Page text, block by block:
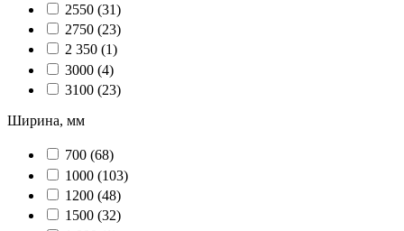
2550 (31)
2750 (23)
2 350 (1)
3000 (4)
3100 (23)
Ширина, мм
700 (68)
1000 (103)
1200 (48)
1500 (32)